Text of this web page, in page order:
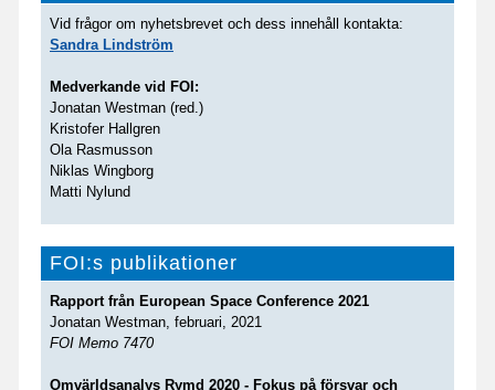
Vid frågor om nyhetsbrevet och dess innehåll kontakta:
Sandra Lindström
Medverkande vid FOI:
Jonatan Westman (red.)
Kristofer Hallgren
Ola Rasmusson
Niklas Wingborg
Matti Nylund
FOI:s publikationer
Rapport från European Space Conference 2021
Jonatan Westman, februari, 2021
FOI Memo 7470
Omvärldsanalys Rymd 2020 - Fokus på försvar och